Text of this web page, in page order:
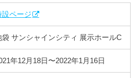
設ページ
袋 サンシャインシティ 展示ホールC
年12月18日〜2022年1月16日